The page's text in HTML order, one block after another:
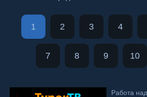
1 2 3 4
7 8 9 10
Работа